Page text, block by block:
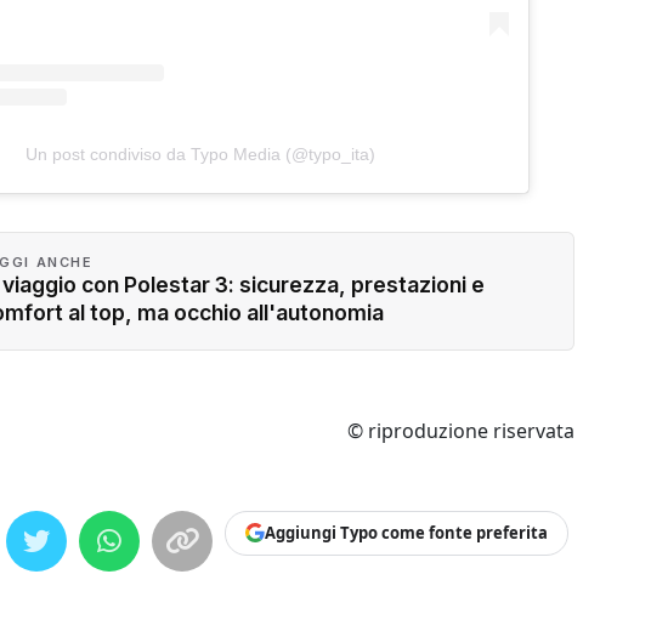
Un post condiviso da Typo Media (@typo_ita)
ANCHE
viaggio con Polestar 3: sicurezza, prestazioni e
al top, ma occhio all'autonomia
© riproduzione riservata
Aggiungi Typo come fonte preferita